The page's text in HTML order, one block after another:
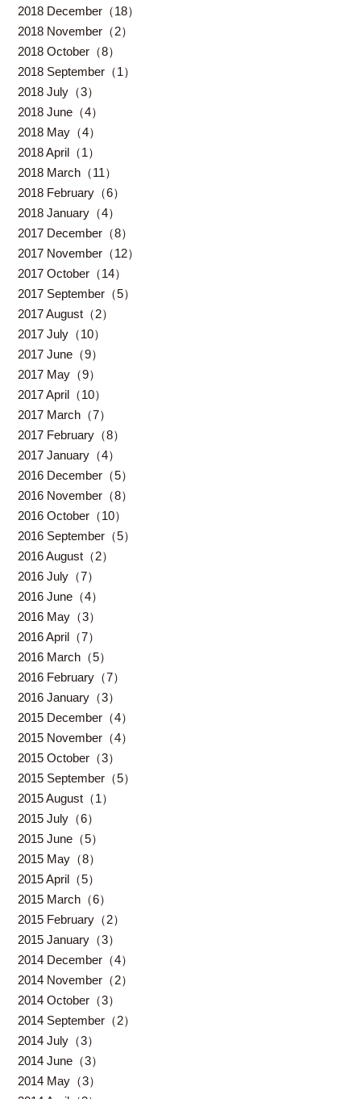
2018 December（18）
2018 November（2）
2018 October（8）
2018 September（1）
2018 July（3）
2018 June（4）
2018 May（4）
2018 April（1）
2018 March（11）
2018 February（6）
2018 January（4）
2017 December（8）
2017 November（12）
2017 October（14）
2017 September（5）
2017 August（2）
2017 July（10）
2017 June（9）
2017 May（9）
2017 April（10）
2017 March（7）
2017 February（8）
2017 January（4）
2016 December（5）
2016 November（8）
2016 October（10）
2016 September（5）
2016 August（2）
2016 July（7）
2016 June（4）
2016 May（3）
2016 April（7）
2016 March（5）
2016 February（7）
2016 January（3）
2015 December（4）
2015 November（4）
2015 October（3）
2015 September（5）
2015 August（1）
2015 July（6）
2015 June（5）
2015 May（8）
2015 April（5）
2015 March（6）
2015 February（2）
2015 January（3）
2014 December（4）
2014 November（2）
2014 October（3）
2014 September（2）
2014 July（3）
2014 June（3）
2014 May（3）